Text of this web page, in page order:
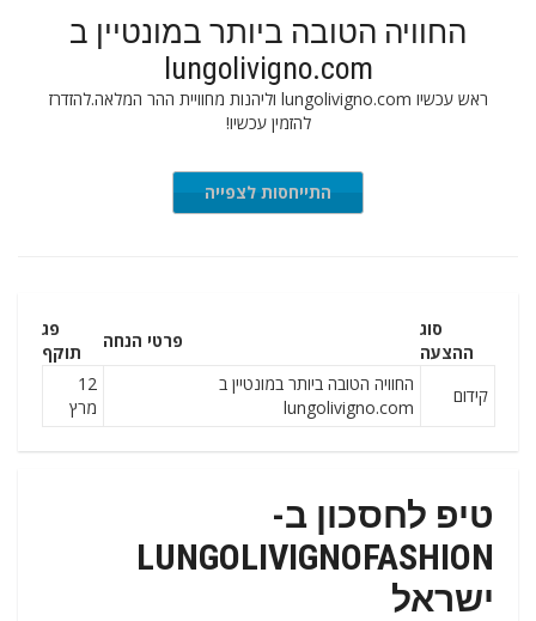
החוויה הטובה ביותר במונטיין ב
lungolivigno.com
ראש עכשיו lungolivigno.com וליהנות מחוויית ההר המלאה.להזדרז
להזמין עכשיו!
התייחסות לצפייה
סוג
ההצעה
פרטי הנחה
פג
תוקף
קידום
החוויה הטובה ביותר במונטיין ב
lungolivigno.com
12
מרץ
טיפ לחסכון ב-
LUNGOLIVIGNOFASHION
ישראל